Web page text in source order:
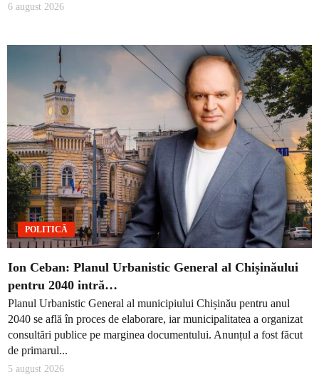
6 august 2026
POLITICĂ
Ion Ceban: Planul Urbanistic General al Chișinăului
pentru 2040 intră…
Planul Urbanistic General al municipiului Chișinău pentru anul
2040 se află în proces de elaborare, iar municipalitatea a organizat
consultări publice pe marginea documentului. Anunțul a fost făcut
de primarul...
5 august 2026